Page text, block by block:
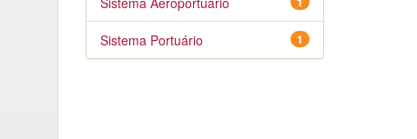
1
Sistema Portuário